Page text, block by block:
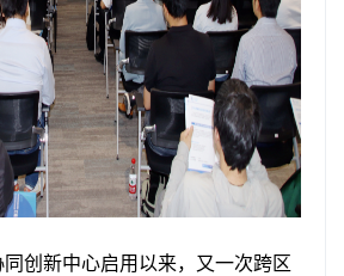
新中心启用以来，又一次跨区